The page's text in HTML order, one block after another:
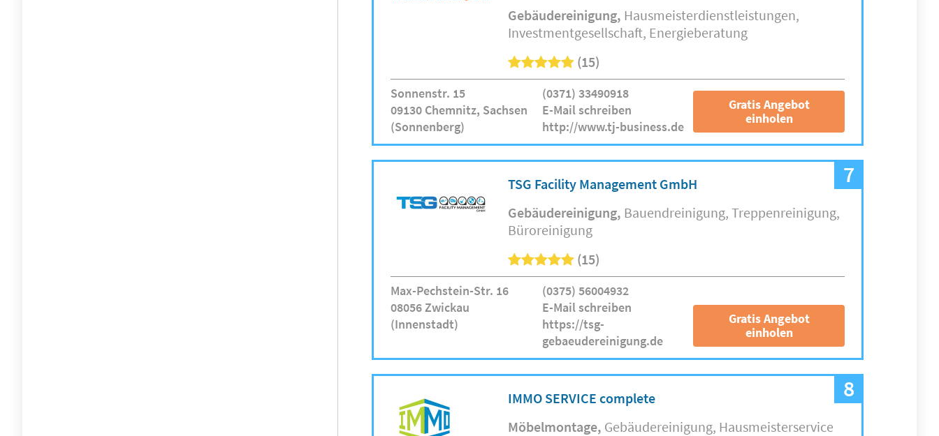
Gebäudereinigung Hausmeisterdienstleistungen
Investmentgesellschaft Energieberatung
(15)
Sonnenstr. 15
09130 Chemnitz, Sachsen
(Sonnenberg)
(0371) 33490918
E-Mail schreiben
http://www.tj-business.de
Gratis Angebot
einholen
7
TSG Facility Management GmbH
Gebäudereinigung Bauendreinigung Treppenreinigung
Büroreinigung
(15)
Max-Pechstein-Str. 16
08056 Zwickau
(Innenstadt)
(0375) 56004932
E-Mail schreiben
https://tsg-
gebaeudereinigung.de
Gratis Angebot
einholen
8
IMMO SERVICE complete
Möbelmontage Gebäudereinigung Hausmeisterservice